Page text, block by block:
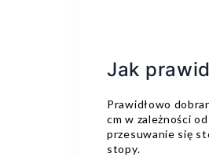
Jak
Prawidłowo
cm w zależności
przesuwanie się
stopy.